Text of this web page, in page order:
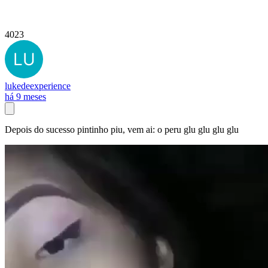
4023
lukedeexperience
há 9 meses
Depois do sucesso pintinho piu, vem ai: o peru glu glu glu glu